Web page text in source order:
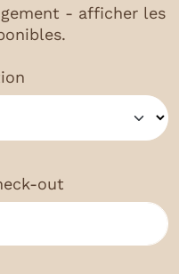
- afficher les
out